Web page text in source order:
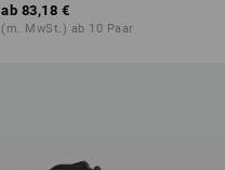
ab 83,18 €
(m. MwSt.) ab 10 Paar